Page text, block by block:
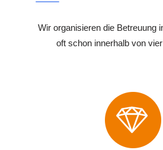
Wir organisieren die Betreuung
oft schon innerhalb von